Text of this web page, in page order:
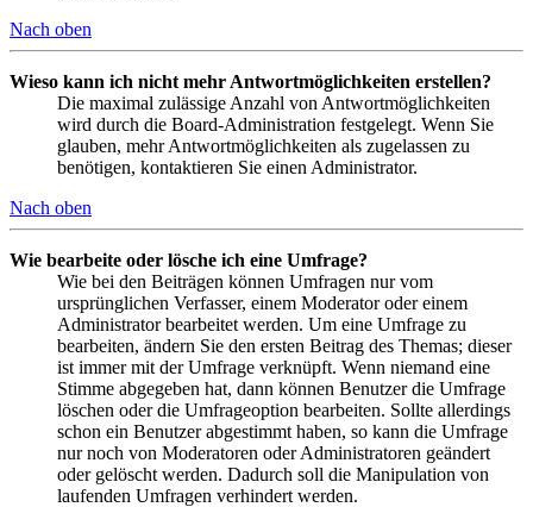
Nach oben
Wieso kann ich nicht mehr Antwortmöglichkeiten erstellen?
Die maximal zulässige Anzahl von Antwortmöglichkeiten
wird durch die Board-Administration festgelegt. Wenn Sie
glauben, mehr Antwortmöglichkeiten als zugelassen zu
benötigen, kontaktieren Sie einen Administrator.
Nach oben
Wie bearbeite oder lösche ich eine Umfrage?
Wie bei den Beiträgen können Umfragen nur vom
ursprünglichen Verfasser, einem Moderator oder einem
Administrator bearbeitet werden. Um eine Umfrage zu
bearbeiten, ändern Sie den ersten Beitrag des Themas; dieser
ist immer mit der Umfrage verknüpft. Wenn niemand eine
Stimme abgegeben hat, dann können Benutzer die Umfrage
löschen oder die Umfrageoption bearbeiten. Sollte allerdings
schon ein Benutzer abgestimmt haben, so kann die Umfrage
nur noch von Moderatoren oder Administratoren geändert
oder gelöscht werden. Dadurch soll die Manipulation von
laufenden Umfragen verhindert werden.